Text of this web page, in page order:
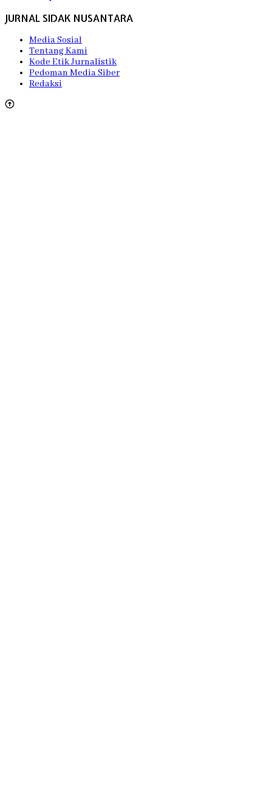
JURNAL SIDAK NUSANTARA
Media Sosial
Tentang Kami
Kode Etik Jurnalistik
Pedoman Media Siber
Redaksi